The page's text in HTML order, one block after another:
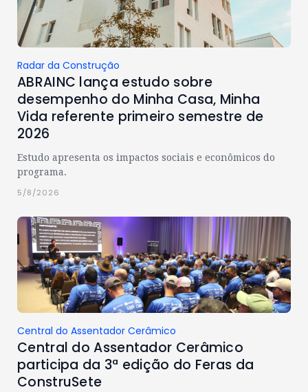
Radar da Construção
ABRAINC lança estudo sobre
desempenho do Minha Casa, Minha
Vida referente primeiro semestre de
2026
Estudo apresenta os impactos sociais e econômicos do
programa.
5/8/2026
Central do Assentador Cerâmico
Central do Assentador Cerâmico
participa da 3ª edição do Feras da
ConstruSete